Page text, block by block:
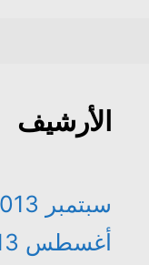
الأرشيف
سبتمبر 2013
أغسطس 2013